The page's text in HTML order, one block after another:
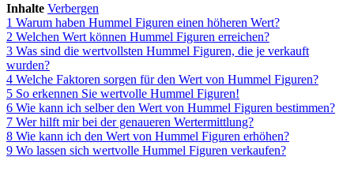
Inhalte Verbergen
1 Warum haben Hummel Figuren einen höheren Wert?
2 Welchen Wert können Hummel Figuren erreichen?
3 Was sind die wertvollsten Hummel Figuren, die je verkauft
wurden?
4 Welche Faktoren sorgen für den Wert von Hummel Figuren?
5 So erkennen Sie wertvolle Hummel Figuren!
6 Wie kann ich selber den Wert von Hummel Figuren bestimmen?
7 Wer hilft mir bei der genaueren Wertermittlung?
8 Wie kann ich den Wert von Hummel Figuren erhöhen?
9 Wo lassen sich wertvolle Hummel Figuren verkaufen?